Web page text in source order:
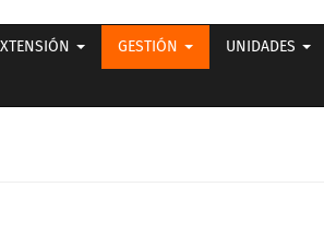
GESTIÓN UNIDADES